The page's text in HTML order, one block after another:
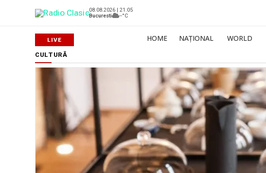
08.08.2026 | 21:05
Bucuresti
--°C
HOME NAȚIONAL WORLD
CULTURĂ